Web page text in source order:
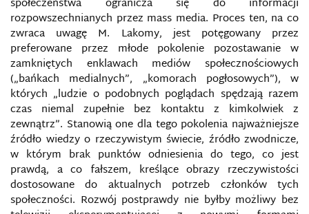
społeczeństwa ogranicza się do informacji
rozpowszechnianych przez mass media. Proces ten, na co
zwraca uwagę M. Lakomy, jest potęgowany przez
preferowane przez młode pokolenie pozostawanie w
zamkniętych enklawach mediów społecznościowych
(„bańkach medialnych”, „komorach pogłosowych”), w
których „ludzie o podobnych poglądach spędzają razem
czas niemal zupełnie bez kontaktu z kimkolwiek z
zewnątrz”. Stanowią one dla tego pokolenia najważniejsze
źródło wiedzy o rzeczywistym świecie, źródło zwodnicze,
w którym brak punktów odniesienia do tego, co jest
prawdą, a co fałszem, kreślące obrazy rzeczywistości
dostosowane do aktualnych potrzeb członków tych
społeczności. Rozwój postprawdy nie byłby możliwy bez
LUKA WIEDZY
MANIPULACJA HISTORIĄ
MANIPULACJA INFORMACJĄ
MANIPULACJA MEDIALNA
MEDIA BIAS
MEDIA MAINSTREAMOWE I ALTERNATYWNE